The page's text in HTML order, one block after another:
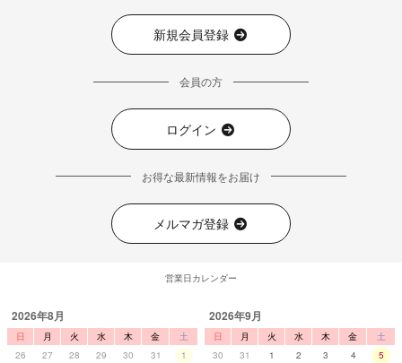
新規会員登録
会員の方
ログイン
お得な最新情報をお届け
メルマガ登録
営業日カレンダー
2026年8月
日 月 火 水 木 金
土
26
27 28 29 30 31
1
2026年9月
日 月 火 水 木 金
土
30
31 1 2 3 4
5